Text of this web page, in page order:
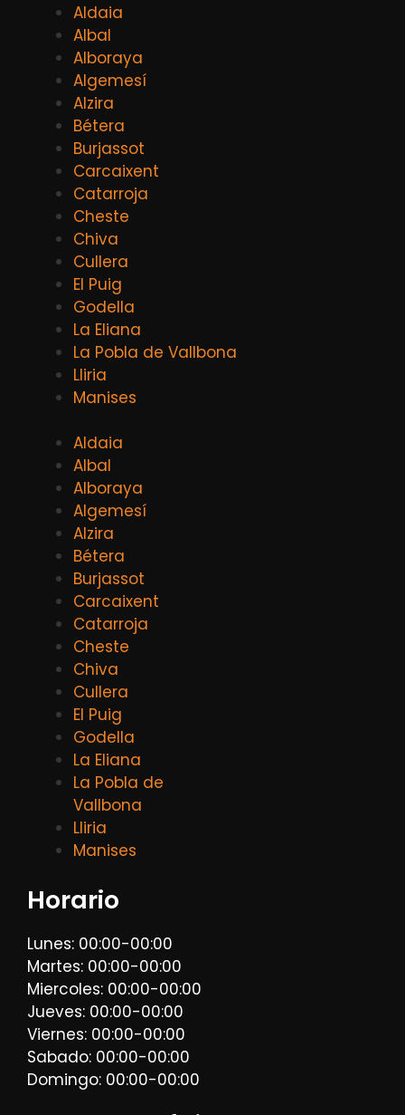
Aldaia
Albal
Alboraya
Algemesí
Alzira
Bétera
Burjassot
Carcaixent
Catarroja
Cheste
Chiva
Cullera
El Puig
Godella
La Eliana
La Pobla de Vallbona
Lliria
Manises
Aldaia
Albal
Alboraya
Algemesí
Alzira
Bétera
Burjassot
Carcaixent
Catarroja
Cheste
Chiva
Cullera
El Puig
Godella
La Eliana
La Pobla de
Vallbona
Lliria
Manises
Horario
Lunes: 00:00-00:00
Martes: 00:00-00:00
Miercoles: 00:00-00:00
Jueves: 00:00-00:00
Viernes: 00:00-00:00
Sabado: 00:00-00:00
Domingo: 00:00-00:00